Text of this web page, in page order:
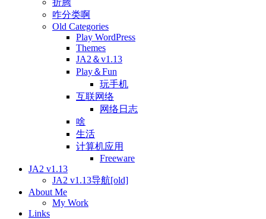
折腾
咋分类啊
Old Categories
Play WordPress
Themes
JA2＆v1.13
Play＆Fun
玩手机
互联网络
网络日志
啥
生活
计算机应用
Freeware
JA2 v1.13
JA2 v1.13导航[old]
About Me
My Work
Links